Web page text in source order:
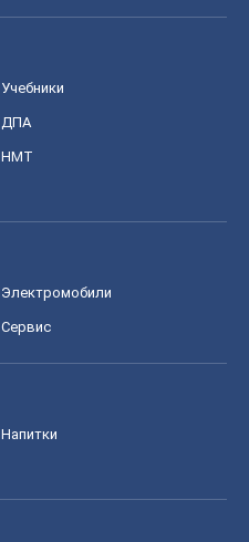
Учебники
ДПА
НМТ
Электромобили
Сервис
Напитки